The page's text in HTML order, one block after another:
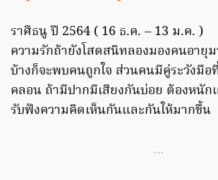
ราศีธนู ปี 2564 ( 16 ธ.ค. – 13 ม.ค. )
ความรักถ้ายังโสดสนิทลองมองคนอายุม
บ้างก็จะพบคนถูกใจ ส่วนคนมีคู่ระวังมือ
คลอน ถ้ามีปากมีเสียงกันบ่อย ต้องหนัก
รับฟังความคิดเห็นกันและกันให้มากขึ้น
…